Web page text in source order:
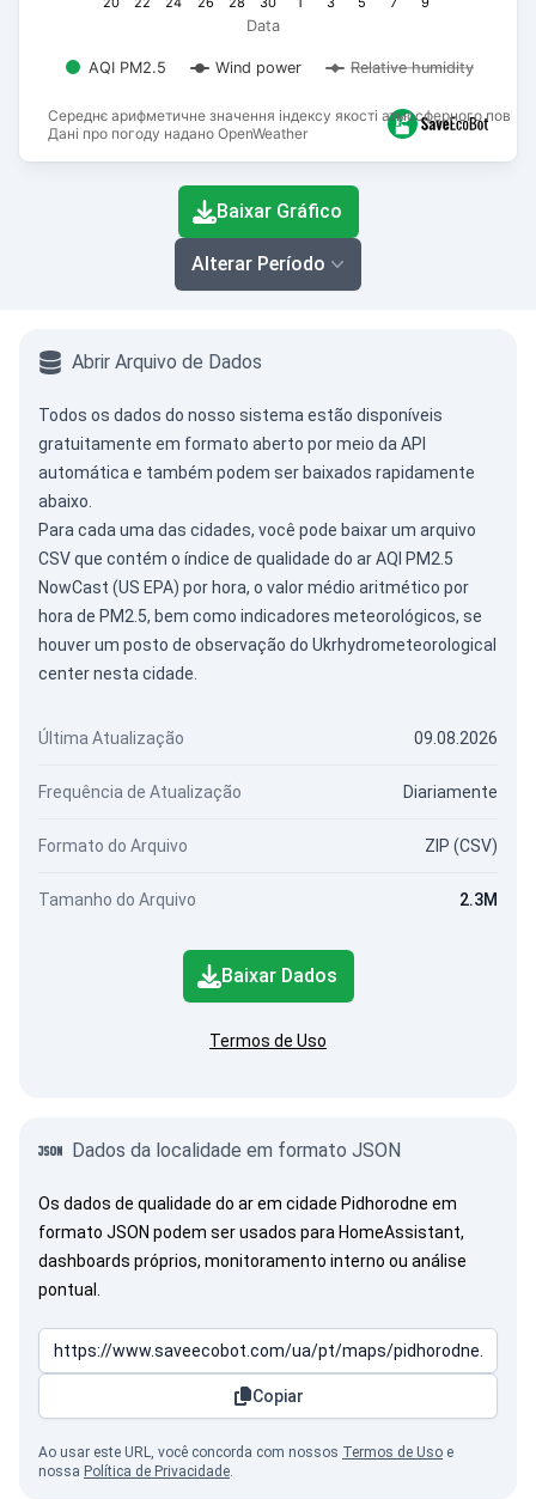
Середнє арифметичне значення індексу якості атмосферного
Дані про погоду надано OpenWeather
Data
AQI PM2.5 Wind power Relative humidity
End of interactive chart.
Baixar Gráfico
Alterar Período
Abrir Arquivo de Dados
Todos os dados do nosso sistema estão disponíveis
gratuitamente em formato aberto por meio da API
automática e também podem ser baixados rapidamente
abaixo.
Para cada uma das cidades, você pode baixar um arquivo
CSV que contém o índice de qualidade do ar AQI PM2.5
NowCast (US EPA) por hora, o valor médio aritmético por
hora de PM2.5, bem como indicadores meteorológicos, se
houver um posto de observação do Ukrhydrometeorological
center nesta cidade.
Última Atualização 09.08.2026
Frequência de Atualização Diariamente
Formato do Arquivo ZIP (CSV)
Tamanho do Arquivo 2.3M
Baixar Dados
Termos de Uso
Dados da localidade em formato JSON
Os dados de qualidade do ar em cidade Pidhorodne em
formato JSON podem ser usados para HomeAssistant,
dashboards próprios, monitoramento interno ou análise
pontual.
Copiar
Ao usar este URL, você concorda com nossos Termos de Uso e
nossa Política de Privacidade.